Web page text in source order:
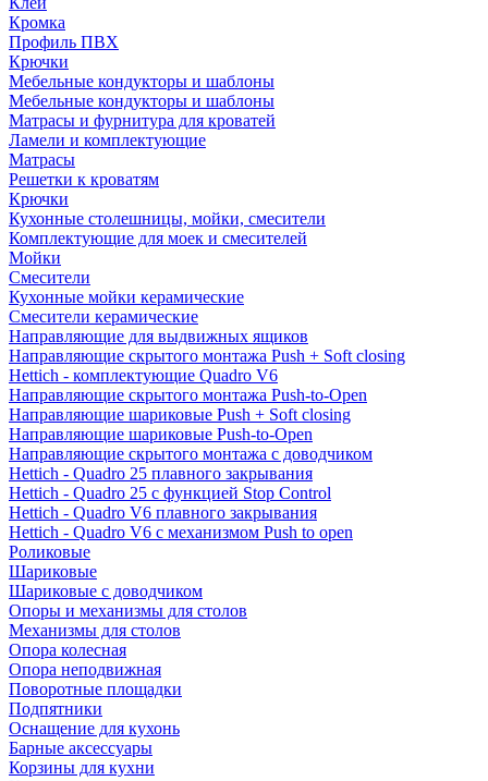
Кромка
Профиль ПВХ
Крючки
Мебельные кондукторы и шаблоны
Мебельные кондукторы и шаблоны
Матрасы и фурнитура для кроватей
Ламели и комплектующие
Матрасы
Решетки к кроватям
Крючки
Кухонные столешницы, мойки, смесители
Комплектующие для моек и смесителей
Мойки
Смесители
Кухонные мойки керамические
Смесители керамические
Направляющие для выдвижных ящиков
Направляющие скрытого монтажа Push + Soft closing
Hettich - комплектующие Quadro V6
Направляющие скрытого монтажа Push-to-Open
Направляющие шариковые Push + Soft closing
Направляющие шариковые Push-to-Open
Направляющие скрытого монтажа с доводчиком
Hettich - Quadro 25 плавного закрывания
Hettich - Quadro 25 с функцией Stop Control
Hettich - Quadro V6 плавного закрывания
Hettich - Quadro V6 с механизмом Push to open
Роликовые
Шариковые
Шариковые с доводчиком
Опоры и механизмы для столов
Механизмы для столов
Опора колесная
Опора неподвижная
Поворотные площадки
Подпятники
Оснащение для кухонь
Барные аксессуары
Корзины для кухни